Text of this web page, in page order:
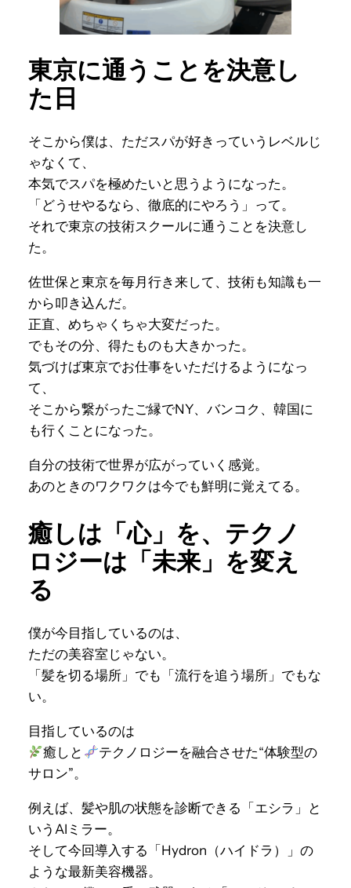
東京に通うことを決意し
た日
そこから僕は、ただスパが好きっていうレベルじ
ゃなくて、
本気でスパを極めたいと思うようになった。
「どうせやるなら、徹底的にやろう」って。
それで東京の技術スクールに通うことを決意し
た。
佐世保と東京を毎月行き来して、技術も知識も一
から叩き込んだ。
正直、めちゃくちゃ大変だった。
でもその分、得たものも大きかった。
気づけば東京でお仕事をいただけるようになっ
て、
そこから繋がったご縁でNY、バンコク、韓国に
も行くことになった。
自分の技術で世界が広がっていく感覚。
あのときのワクワクは今でも鮮明に覚えてる。
癒しは「心」を、テクノ
ロジーは「未来」を変え
る
僕が今目指しているのは、
ただの美容室じゃない。
「髪を切る場所」でも「流行を追う場所」でもな
い。
目指しているのは
癒しと
テクノロジーを融合させた“体験型の
サロン”。
例えば、髪や肌の状態を診断できる「エシラ」と
いうAIミラー。
そして今回導入する「Hydron（ハイドラ）」の
ような最新美容機器。